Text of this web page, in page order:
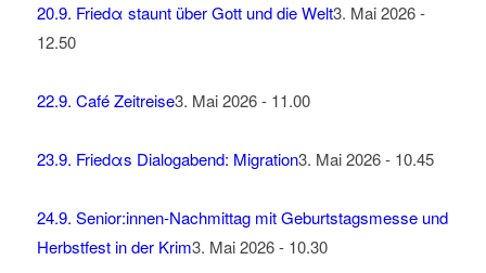
20.9. Friedα staunt über Gott und die Welt3. Mai 2026 -
12.50
22.9. Café Zeitreise3. Mai 2026 - 11.00
23.9. Friedαs Dialogabend: Migration3. Mai 2026 - 10.45
24.9. Senior:innen-Nachmittag mit Geburtstagsmesse und
Herbstfest in der Krim3. Mai 2026 - 10.30